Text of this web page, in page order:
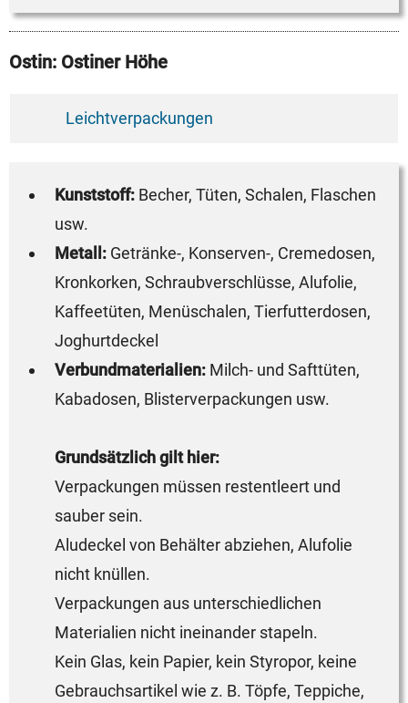
Ostin: Ostiner Höhe
Leichtverpackungen
Kunststoff: Becher, Tüten, Schalen, Flaschen
usw.
Metall: Getränke-, Konserven-, Cremedosen,
Kronkorken, Schraubverschlüsse, Alufolie,
Kaffeetüten, Menüschalen, Tierfutterdosen,
Joghurtdeckel
Verbundmaterialien: Milch- und Safttüten,
Kabadosen, Blisterverpackungen usw.
Grundsätzlich gilt hier:
Verpackungen müssen restentleert und
sauber sein.
Aludeckel von Behälter abziehen, Alufolie
nicht knüllen.
Verpackungen aus unterschiedlichen
Materialien nicht ineinander stapeln.
Kein Glas, kein Papier, kein Styropor, keine
Gebrauchsartikel wie z. B. Töpfe, Teppiche,